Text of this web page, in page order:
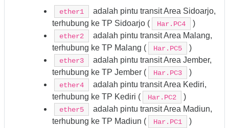
ether1
adalah pintu transit Area Sidoarjo,
terhubung ke TP Sidoarjo (
Har.PC4 )
ether2
adalah pintu transit Area Malang,
terhubung ke TP Malang (
Har.PC5 )
ether3
adalah pintu transit Area Jember,
terhubung ke TP Jember (
Har.PC3 )
ether4
adalah pintu transit Area Kediri,
terhubung ke TP Kediri (
Har.PC2 )
ether5
adalah pintu transit Area Madiun,
terhubung ke TP Madiun (
Har.PC1 )